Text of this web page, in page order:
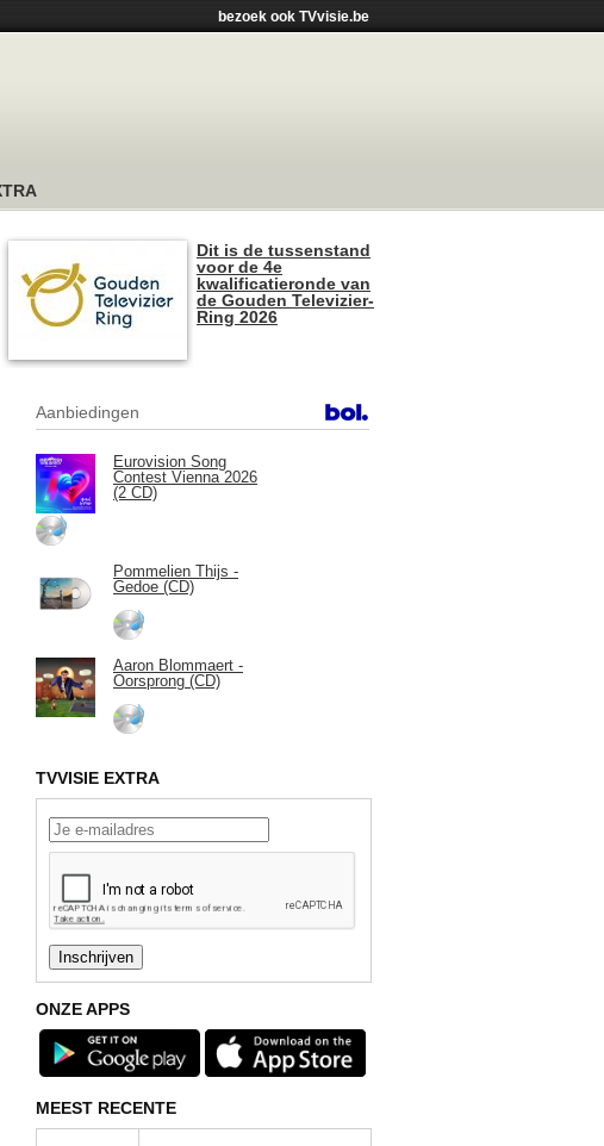
bezoek ook TVvisie.be
Dit is de tussenstand
voor de 4e
kwalificatieronde van
de Gouden Televizier-
Ring 2026
Aanbiedingen
Eurovision Song
Contest Vienna 2026
(2 CD)
Pommelien Thijs -
Gedoe (CD)
Aaron Blommaert -
Oorsprong (CD)
TVVISIE EXTRA
ONZE APPS
MEEST RECENTE